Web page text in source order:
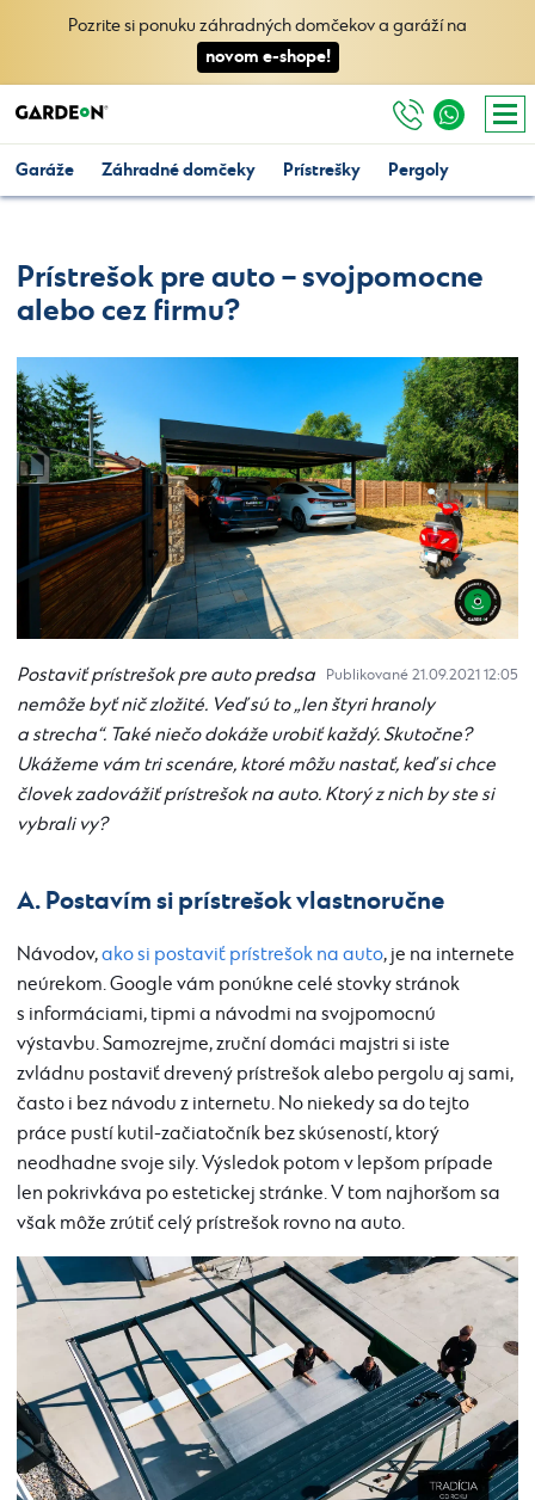
Pozrite si ponuku záhradných domčekov a garáží na
novom e-shope!
Garáže Záhradné domčeky Prístrešky Pergoly
Prístrešok pre auto – svojpomocne
alebo cez firmu?
Publikované 21.09.2021 12:05
Postaviť prístrešok pre auto predsa
nemôže byť nič zložité. Veď sú to „len štyri hranoly
a strecha“. Také niečo dokáže urobiť každý. Skutočne?
Ukážeme vám tri scenáre, ktoré môžu nastať, keď si chce
človek zadovážiť prístrešok na auto. Ktorý z nich by ste si
vybrali vy?
A. Postavím si prístrešok vlastnoručne
Návodov,ako si postaviť prístrešok na auto, je na internete
neúrekom. Google vám ponúkne celé stovky stránok
s informáciami, tipmi a návodmi na svojpomocnú
výstavbu. Samozrejme, zruční domáci majstri si iste
zvládnu postaviť drevený prístrešok alebo pergolu aj sami,
často i bez návodu z internetu. No niekedy sa do tejto
práce pustí kutil-začiatočník bez skúseností, ktorý
neodhadne svoje sily. Výsledok potom v lepšom prípade
len pokrivkáva po estetickej stránke. V tom najhoršom sa
však môže zrútiť celý prístrešok rovno na auto.